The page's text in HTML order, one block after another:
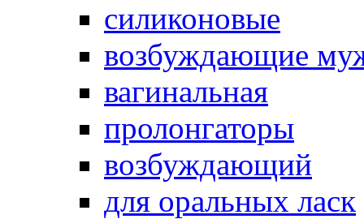
силиконовые
возбуждающие
вагинальная
пролонгаторы
возбуждающий
для оральных ласк